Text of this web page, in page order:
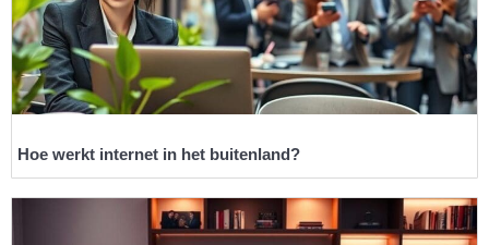
Hoe werkt internet in het buitenland?